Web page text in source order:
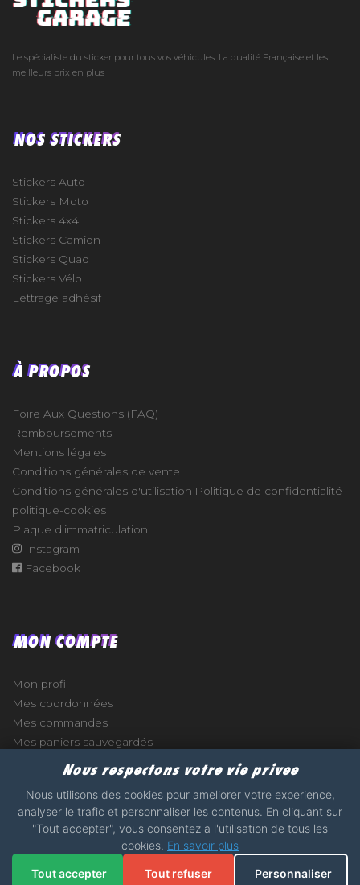
Le spécialiste du sticker pour tous vos véhicules. La qualité Française et les
meilleurs prix en plus !
NOS STICKERS
Stickers Auto
Stickers Moto
Stickers 4x4
Stickers Camion
Stickers Quad
Stickers Vélo
Lettrage adhésif
À PROPOS
Foire Aux Questions (FAQ)
Remboursements
Mentions légales
Conditions générales de vente
Conditions générales d'utilisation Politique de confidentialité
politique-cookies
Plaque d'immatriculation
Instagram
Facebook
MON COMPTE
Mon profil
Mes coordonnées
Mes commandes
Mes paniers sauvegardés
2017 - 2026 - STICKERS-GARAGE.COM - MADE WITH
Nous respectons votre vie privee
Nous utilisons des cookies pour ameliorer votre experience,
analyser le trafic et personnaliser les contenus. En cliquant sur
"Tout accepter", vous consentez a l'utilisation de tous les
cookies. En savoir plus
Tout accepter Tout refuser Personnaliser